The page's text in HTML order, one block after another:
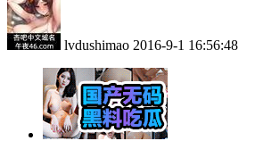
lvdushimao 2016-9-1 16:56:48